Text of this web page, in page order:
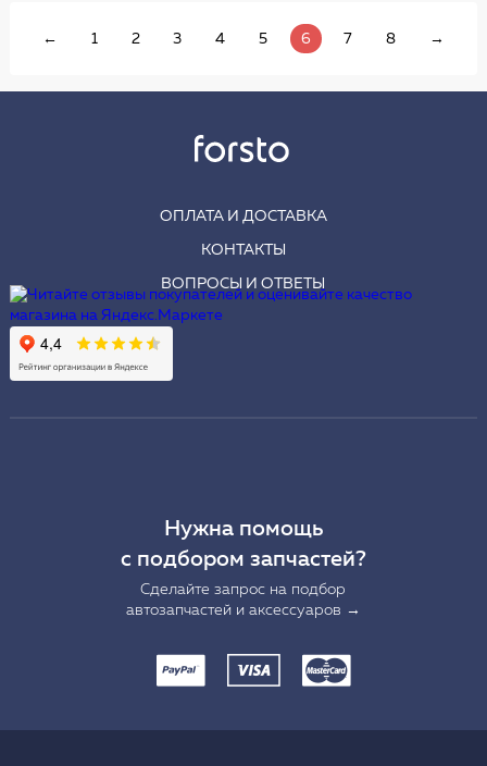
← 1 2 3 4 5 6 7 8 →
ОПЛАТА И ДОСТАВКА
КОНТАКТЫ
ВОПРОСЫ И ОТВЕТЫ
Нужна помощь
с подбором запчастей?
Сделайте запрос на подбор
автозапчастей и аксессуаров →